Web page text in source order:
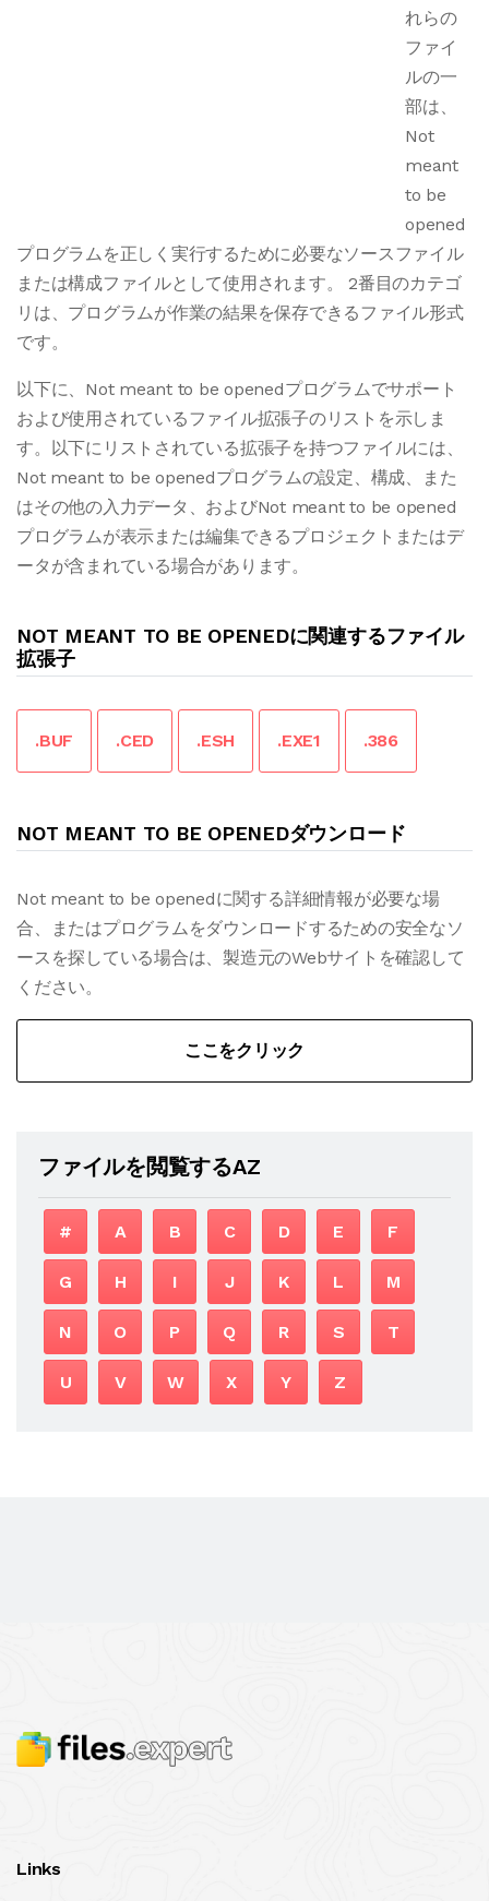
れらの
ファイ
ルの一
部は、
Not
meant
to be
opened
プログラムを正しく実行するために必要なソースファイル
または構成ファイルとして使用されます。 2番目のカテゴ
リは、プログラムが作業の結果を保存できるファイル形式
です。
以下に、Not meant to be openedプログラムでサポート
および使用されているファイル拡張子のリストを示しま
す。以下にリストされている拡張子を持つファイルには、
Not meant to be openedプログラムの設定、構成、また
はその他の入力データ、およびNot meant to be opened
プログラムが表示または編集できるプロジェクトまたはデ
ータが含まれている場合があります。
NOT MEANT TO BE OPENEDに関連するファイル
拡張子
.BUF .CED .ESH .EXE1 .386
NOT MEANT TO BE OPENEDダウンロード
Not meant to be openedに関する詳細情報が必要な場
合、またはプログラムをダウンロードするための安全なソ
ースを探している場合は、製造元のWebサイトを確認して
ください。
ここをクリック
ファイルを閲覧するAZ
# A B C D E F
G H I J K L M
N O P Q R S T
U V W X Y Z
Links